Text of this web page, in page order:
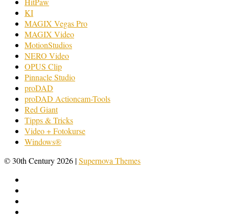
KI
MAGIX Vegas Pro
MAGIX Video
MotionStudios
NERO Video
OPUS Clip
Pinnacle Studio
proDAD
proDAD Actioncam-Tools
Red Giant
Tipps & Tricks
Video + Fotokurse
Windows®
© 30th Century 2026 |Supernova Themes